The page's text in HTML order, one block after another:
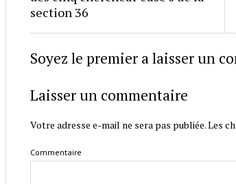
section 36
Soyez le premier a laisser un
Laisser un commentaire
Votre adresse e-mail ne sera pas publiée.Les
Commentaire